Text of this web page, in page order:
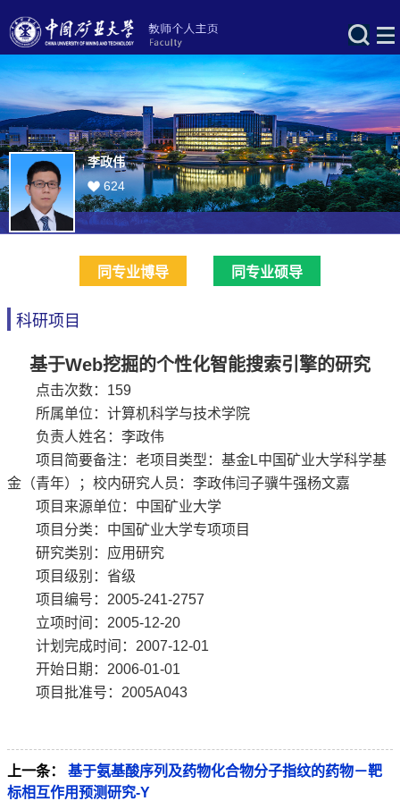
李政伟
624
同专业博导 同专业硕导
科研项目
基于Web挖掘的个性化智能搜索引擎的研究
点击次数： 159
所属单位：计算机科学与技术学院
负责人姓名：李政伟
项目简要备注：老项目类型：基金L中国矿业大学科学基
金（青年）；校内研究人员：李政伟闫子骥牛强杨文嘉
项目来源单位：中国矿业大学
项目分类：中国矿业大学专项项目
研究类别：应用研究
项目级别：省级
项目编号：2005-241-2757
立项时间：2005-12-20
计划完成时间：2007-12-01
开始日期：2006-01-01
项目批准号：2005A043
上一条：
基于氨基酸序列及药物化合物分子指纹的药物－靶
标相互作用预测研究-Y